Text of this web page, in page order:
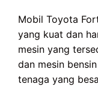
Mobil Toyota
yang kuat dan
mesin yang
dan mesin
tenaga yang